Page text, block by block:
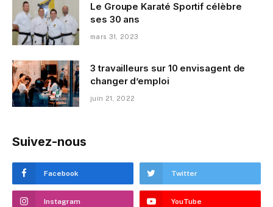
Le Groupe Karaté Sportif célèbre
ses 30 ans
mars 31, 2023
3 travailleurs sur 10 envisagent de
changer d’emploi
juin 21, 2022
Suivez-nous
Facebook Twitter
Instagram YouTube